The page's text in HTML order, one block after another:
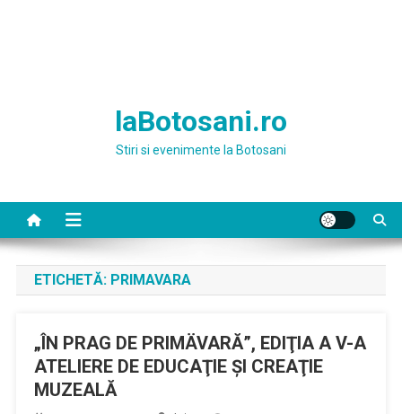
laBotosani.ro
Stiri si evenimente la Botosani
ETICHETĂ: PRIMAVARA
„ÎN PRAG DE PRIMÄVARĂ”, EDIŢIA A V-A
ATELIERE DE EDUCAŢIE ŞI CREAŢIE
MUZEALĂ